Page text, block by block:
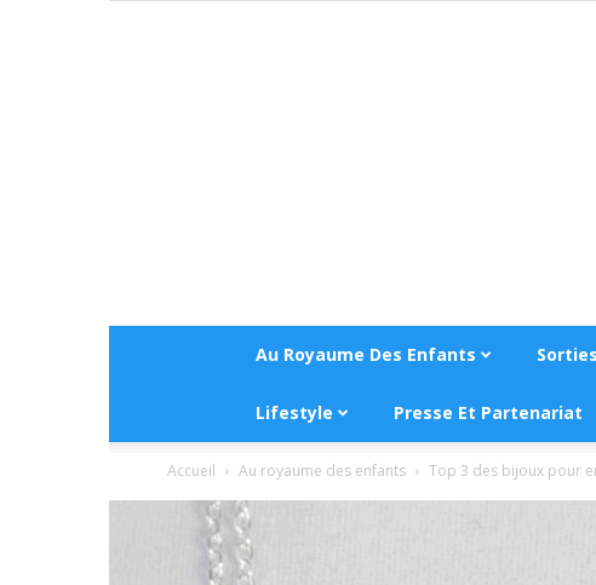
Au Royaume Des Enfants
Lifestyle Presse Et Partenariat
Accueil Au royaume des enfants Top 3 des bijoux pour